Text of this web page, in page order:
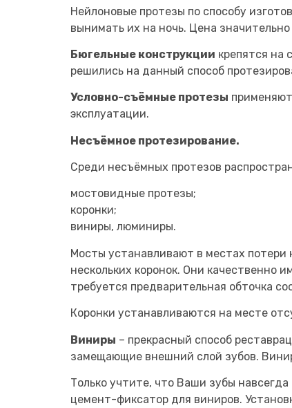
Нейлоновые протезы по способу
вынимать их на ночь. Цена
Бюгельные конструкции крепятся на
решились на данный способ
Условно-съёмные протезы
эксплуатации.
Несъёмное протезирование.
Среди несъёмных протезов
мостовидные протезы;
коронки;
виниры, люминиры.
Мосты устанавливают в местах потери
нескольких коронок. Они качественно
требуется предварительная обточка
Коронки устанавливаются на месте
Виниры – прекрасный способ
замещающие внешний слой зубов.
Только учтите, что Ваши зубы
цемент-фиксатор для виниров.